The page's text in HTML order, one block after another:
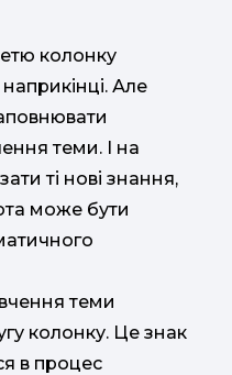
колонку
Але
теми. І на
ті нові знання,
може бути
теми
колонку. Це знак
в процес